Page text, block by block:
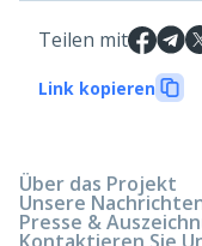
Teilen mit
Link kopieren
Über das Projekt
Unsere
Presse &